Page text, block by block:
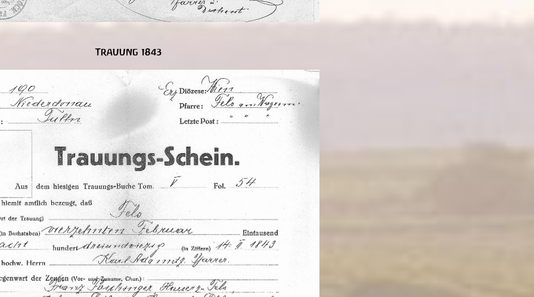
Trauung 1843